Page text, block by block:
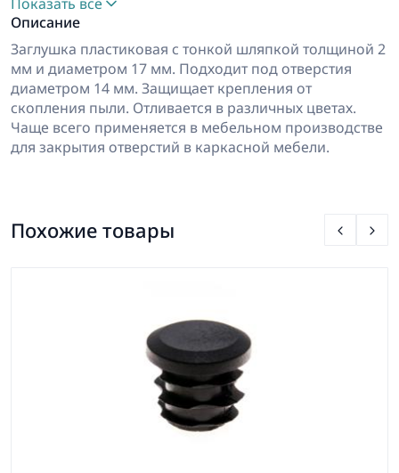
Производитель:
Описание
Заглушка пластиковая с тонкой шляпкой толщиной 2
мм и диаметром 17 мм. Подходит под отверстия
диаметром 14 мм. Защищает крепления от
скопления пыли. Отливается в различных цветах.
Чаще всего применяется в мебельном производстве
для закрытия отверстий в каркасной мебели.
Похожие товары